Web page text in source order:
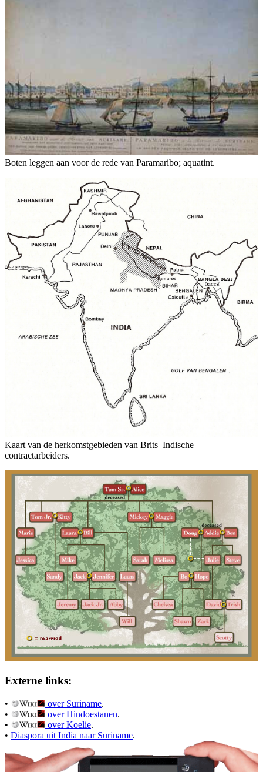
Boten leggen aan voor de rede van Paramaribo; aquatint.
Kaart van de herkomstgebieden van Brits–Indische
contractarbeiders.
Externe links:
• over Suriname.
•
over Hindoestanen.
•
over Koelie.
• Diaspora uit India naar Suriname.